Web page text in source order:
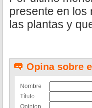
presente en los
las plantas y
Opina sobre
Nombre
Título
Opinion